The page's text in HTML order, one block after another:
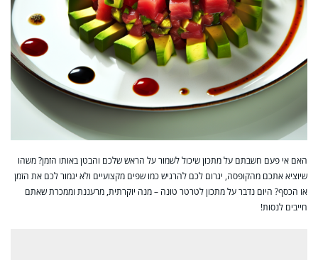
האם אי פעם חשבתם על מתכון שיכול לשמור על הראש שלכם והבטן באותו הזמן? משהו
שיוציא אתכם מהקופסה, יגרום לכם להרגיש כמו שפים מקצועיים ולא יגמור לכם את הזמן
או הכסף? היום נדבר על מתכון לטרטר טונה – מנה יוקרתית, מרעננת וממכרת שאתם
חייבים לנסות!